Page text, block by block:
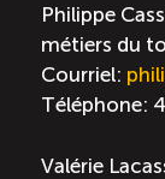
Philippe
métiers du
Courriel:
Téléphone:
Valérie